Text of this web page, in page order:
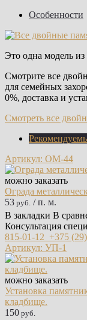
Особенности
Это одна модель из
Смотрите все
для семейных
0%, доставка и
Смотреть все
Артикул: ОМ-44
можно заказать
Ограда
53 руб. / п. м.
В закладки В
Консультация
815-01-12 +375 (29)
Артикул: УП-1
можно заказать
Установка
кладбище.
150 руб.